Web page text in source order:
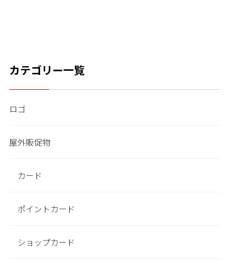
カテゴリー一覧
ロゴ
屋外販促物
カード
ポイントカード
ショップカード